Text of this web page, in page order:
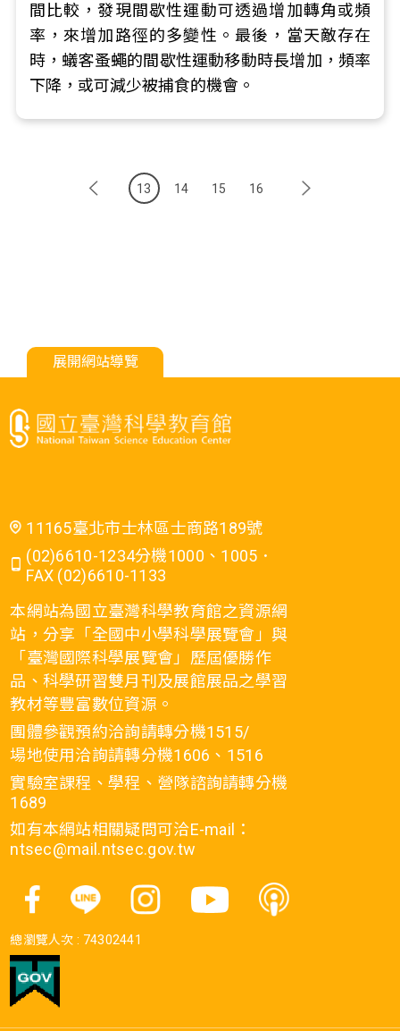
間比較，發現間歇性運動可透過增加轉角或頻
率，來增加路徑的多變性。最後，當天敵存在
時，蟻客蚤蠅的間歇性運動移動時長增加，頻率
下降，或可減少被捕食的機會。
13 14 15 16
展開網站導覽
11165臺北市士林區士商路189號
(02)6610-1234分機1000、1005．
FAX (02)6610-1133
本網站為國立臺灣科學教育館之資源網
站，分享「全國中小學科學展覽會」與
「臺灣國際科學展覽會」歷屆優勝作
品、科學研習雙月刊及展館展品之學習
教材等豐富數位資源。
團體參觀預約洽詢請轉分機1515/
場地使用洽詢請轉分機1606、1516
實驗室課程、學程、營隊諮詢請轉分機
1689
如有本網站相關疑問可洽E-mail：
ntsec@mail.ntsec.gov.tw
總瀏覽人次 : 74302441